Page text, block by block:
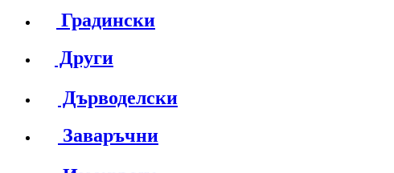
Градински
Други
Дърводелски
Заваръчни